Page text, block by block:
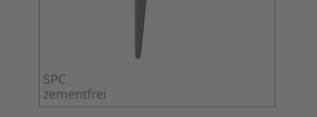
SPC
zementfrei